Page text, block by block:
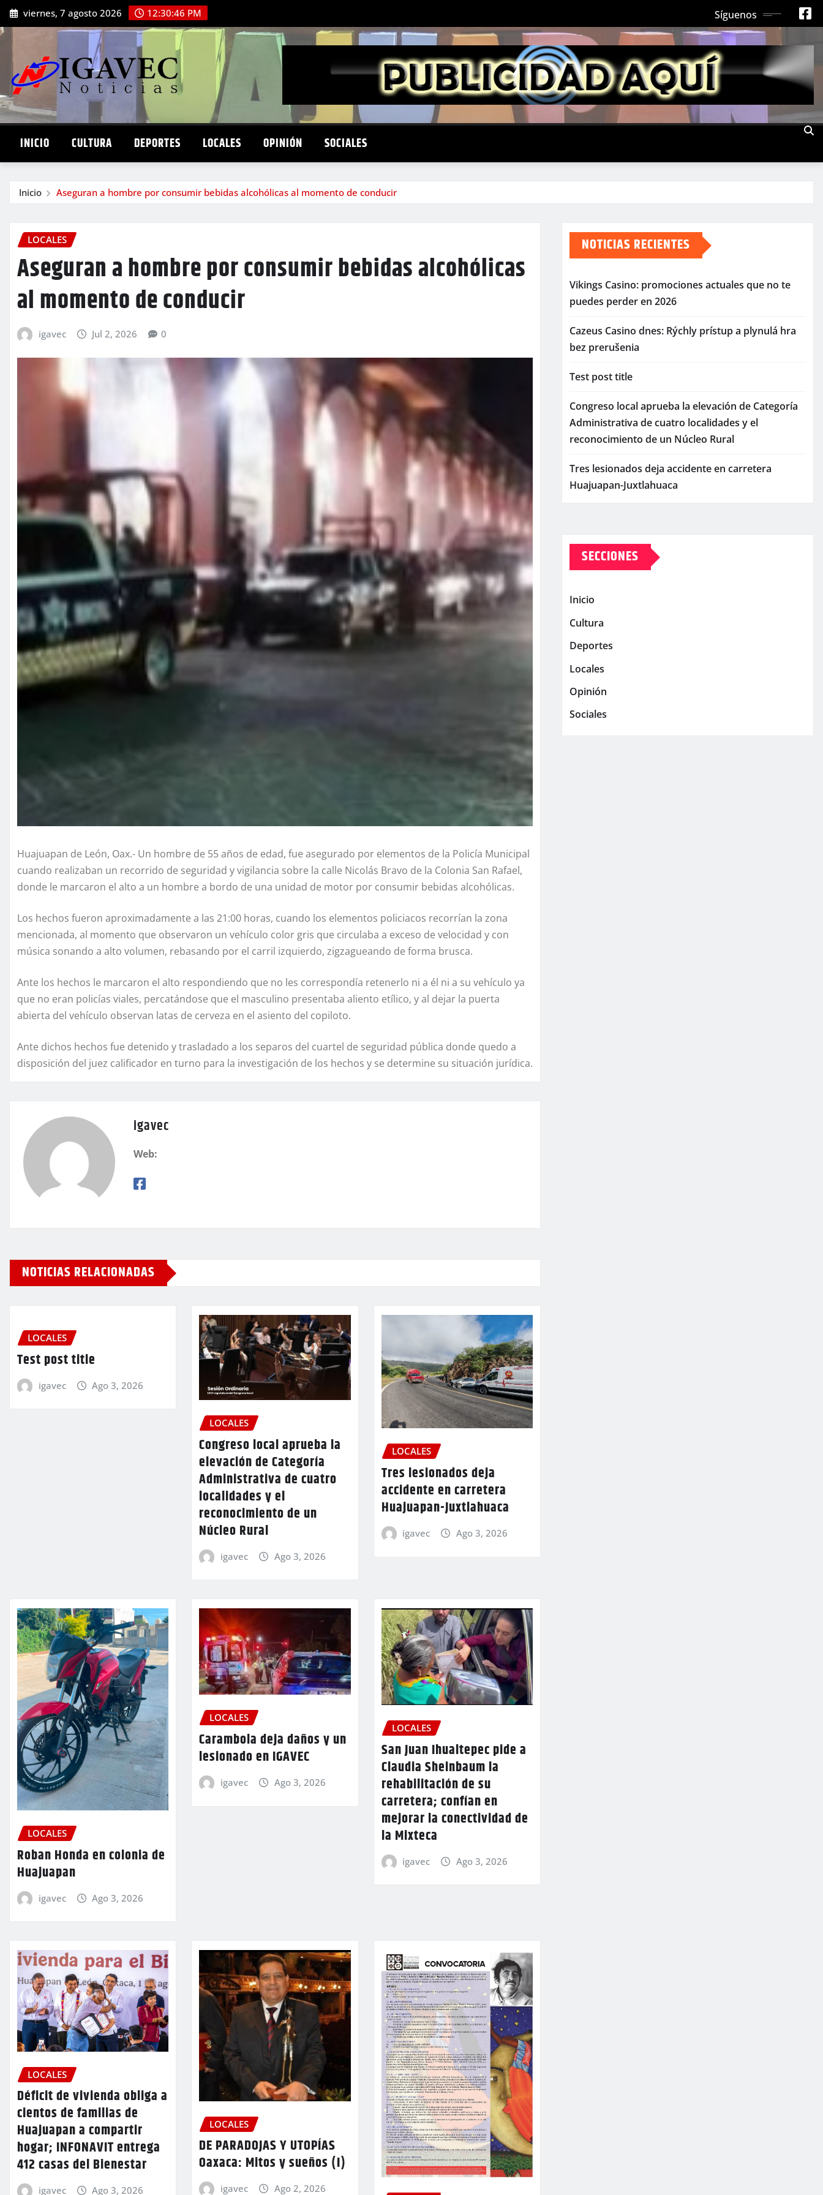
Saltar
al
contenido
viernes, 7 agosto 2026 12:30:48 PM Síguenos
INICIO CULTURA DEPORTES LOCALES OPINIÓN SOCIALES
Inicio Aseguran a hombre por consumir bebidas alcohólicas al momento de conducir
LOCALES
Aseguran a hombre por consumir bebidas alcohólicas
al momento de conducir
igavec Jul 2, 2026 0
Huajuapan de León, Oax.- Un hombre de 55 años de edad, fue asegurado por elementos de la Policía Municipal
cuando realizaban un recorrido de seguridad y vigilancia sobre la calle Nicolás Bravo de la Colonia San Rafael,
donde le marcaron el alto a un hombre a bordo de una unidad de motor por consumir bebidas alcohólicas.
Los hechos fueron aproximadamente a las 21:00 horas, cuando los elementos policiacos recorrían la zona
mencionada, al momento que observaron un vehículo color gris que circulaba a exceso de velocidad y con
música sonando a alto volumen, rebasando por el carril izquierdo, zigzagueando de forma brusca.
Ante los hechos le marcaron el alto respondiendo que no les correspondía retenerlo ni a él ni a su vehículo ya
que no eran policías viales, percatándose que el masculino presentaba aliento etílico, y al dejar la puerta
abierta del vehículo observan latas de cerveza en el asiento del copiloto.
Ante dichos hechos fue detenido y trasladado a los separos del cuartel de seguridad pública donde quedo a
disposición del juez calificador en turno para la investigación de los hechos y se determine su situación jurídica.
igavec
Web:
NOTICIAS RELACIONADAS
LOCALES
Test post title
igavec Ago 3, 2026
LOCALES
Congreso local aprueba la
elevación de Categoría
Administrativa de cuatro
localidades y el
reconocimiento de un
Núcleo Rural
igavec Ago 3, 2026
LOCALES
Tres lesionados deja
accidente en carretera
Huajuapan-Juxtlahuaca
igavec Ago 3, 2026
LOCALES
Roban Honda en colonia de
Huajuapan
igavec Ago 3, 2026
LOCALES
Carambola deja daños y un
lesionado en IGAVEC
igavec Ago 3, 2026
LOCALES
San Juan Ihualtepec pide a
Claudia Sheinbaum la
rehabilitación de su
carretera; confían en
mejorar la conectividad de
la Mixteca
igavec Ago 3, 2026
LOCALES
Déficit de vivienda obliga a
cientos de familias de
Huajuapan a compartir
hogar; INFONAVIT entrega
412 casas del Bienestar
igavec Ago 3, 2026
LOCALES
DE PARADOJAS Y UTOPÍAS
Oaxaca: Mitos y sueños (I)
igavec
Ago 2, 2026
NOTICIAS RECIENTES
Vikings Casino: promociones actuales que no te
puedes perder en 2026
Cazeus Casino dnes: Rýchly prístup a plynulá hra
bez prerušenia
Test post title
Congreso local aprueba la elevación de Categoría
Administrativa de cuatro localidades y el
reconocimiento de un Núcleo Rural
Tres lesionados deja accidente en carretera
Huajuapan-Juxtlahuaca
SECCIONES
Inicio
Cultura
Deportes
Locales
Opinión
Sociales